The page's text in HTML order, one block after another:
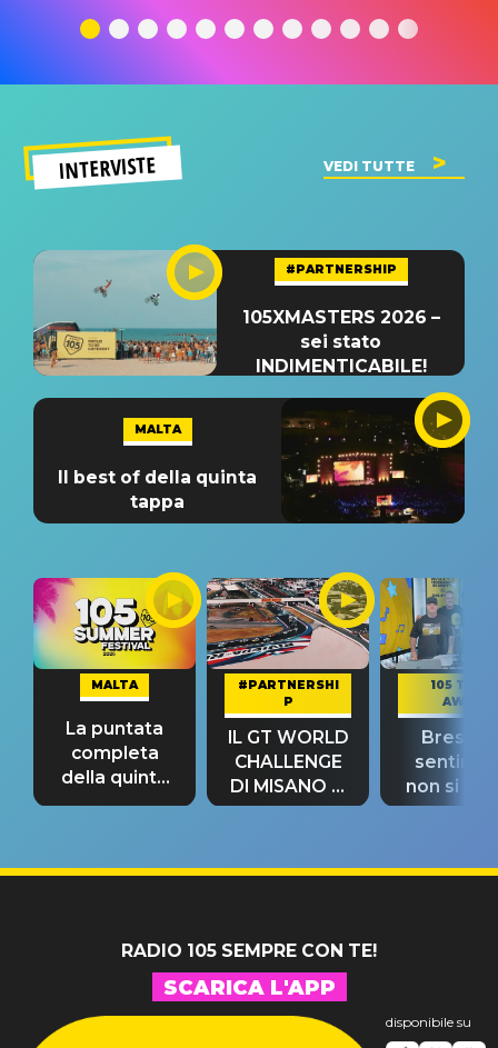
significato
del singolo
INTERVISTE VEDI TUTTE
#PARTNERSHIP
105XMASTERS 2026 –
sei stato
INDIMENTICABILE!
MALTA
Il best of della quinta
tappa
MALTA
La puntata
completa
della quinta
tappa
#PARTNERSHI
P
IL GT WORLD
CHALLENGE
DI MISANO si
riconferma
105 TAKE
AWAY
Bresh:
non si
fino alla
RADIO 105 SEMPRE CON TE!
SCARICA L'APP
disponibile su